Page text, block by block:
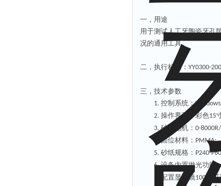
一，用途
用于测试人工牙陶瓷牙孔
况的通用工具。
二，执行标准： YY0300-
三，技术参数
1. 控制系统：Windows
2. 操作界面：彩色15
3.砂轮电机： 0-
4.固位材料： PMMA;
5. 砂纸规格： P240-
6.设备内置抛光功能
7.
配置显微镜100 倍